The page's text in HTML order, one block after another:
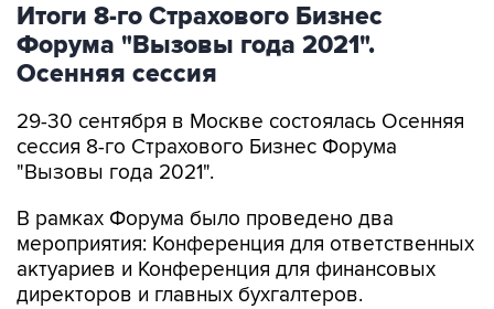
Итоги 8-го Страхового Бизнес
Форума "Вызовы года 2021".
Осенняя сессия
29-30 сентября в Москве состоялась Осенняя
сессия 8-го Страхового Бизнес Форума
"Вызовы года 2021".
В рамках Форума было проведено два
мероприятия: Конференция для ответственных
актуариев и Конференция для финансовых
директоров и главных бухгалтеров.